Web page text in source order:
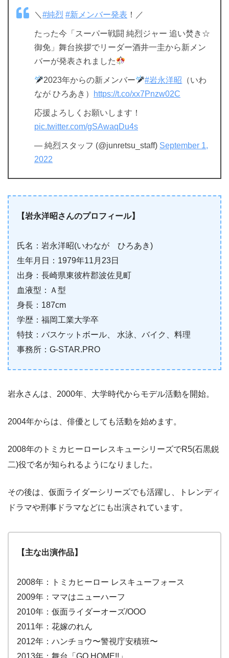
＼ #純烈 #新メンバー発表 ！／
たった今「スーパー戦闘 純烈ジャー 追い焚き☆
御免」舞台挨拶でリーダー酒井一圭から新メン
バーが発表されました
2023年からの新メンバー #岩永洋昭 （いわ
なが ひろあき）
https://t.co/xx7Pnzw02C
応援よろしくお願いします！
pic.twitter.com/gSAwaqDu4s
— 純烈スタッフ (@junretsu_staff) September 1,
2022
【岩永洋昭さんのプロフィール】
氏名：岩永洋昭(いわなが ひろあき)
生年月日：1979年11月23日
出身：長崎県東彼杵郡波佐見町
血液型：Ａ型
身長：187cm
学歴：福岡工業大学卒
特技：バスケットボール、 水泳、バイク、料理
事務所：G-STAR.PRO
岩永さんは、2000年、大学時代からモデル活動を開始。
2004年からは、俳優としても活動を始めます。
2008年のトミカヒーローレスキューシリーズでR5(石黒鋭
二)役で名が知られるようになりました。
その後は、仮面ライダーシリーズでも活躍し、トレンディ
ドラマや刑事ドラマなどにも出演されています。
【主な出演作品】
2008年：トミカヒーロー レスキューフォース
2009年：ママはニューハーフ
2010年：仮面ライダーオーズ/OOO
2011年：花嫁のれん
2012年：ハンチョウ〜警視庁安積班〜
2013年：舞台「GO HOME!!」